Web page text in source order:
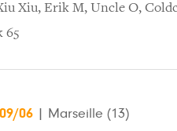
Xiu, Erik M, Uncle O,
65
06 Marseille (13)